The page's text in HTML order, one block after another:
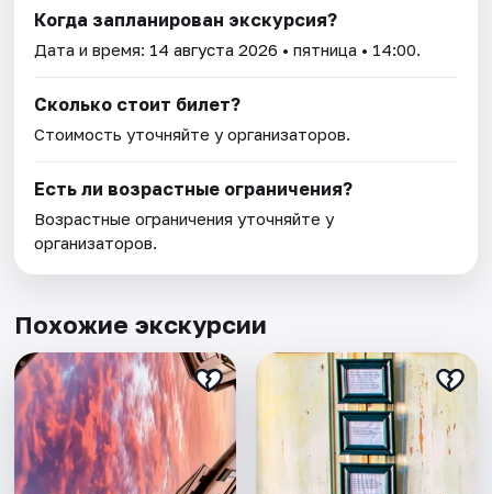
Когда запланирован экскурсия?
Дата и время: 14 августа 2026 • пятница • 14:00.
Сколько стоит билет?
Стоимость уточняйте у организаторов.
Есть ли возрастные ограничения?
Возрастные ограничения уточняйте у
организаторов.
Похожие экскурсии